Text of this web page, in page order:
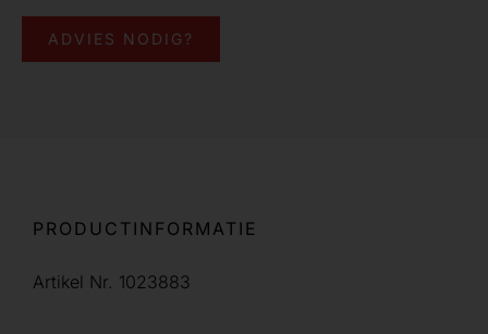
ADVIES NODIG?
PRODUCTINFORMATIE
Artikel Nr. 1023883